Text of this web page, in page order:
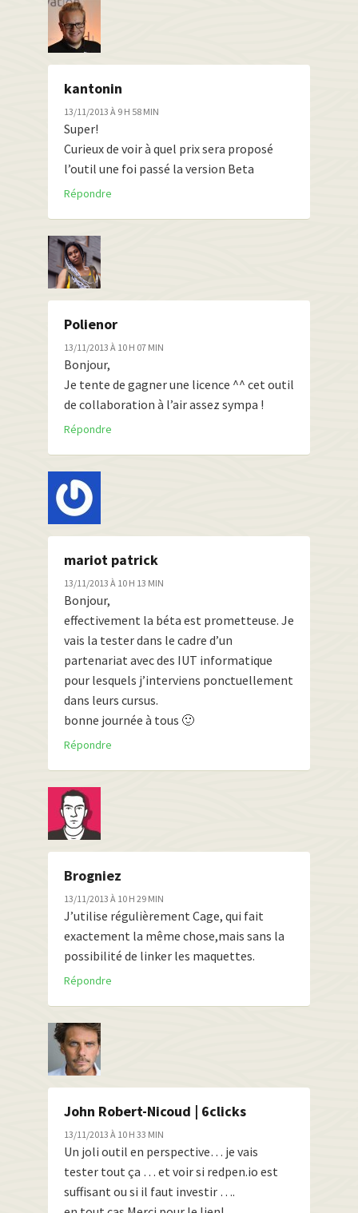
kantonin
13/11/2013 À 9 H 58 MIN
Super!
Curieux de voir à quel prix sera proposé
l’outil une foi passé la version Beta
Répondre
Polienor
13/11/2013 À 10 H 07 MIN
Bonjour,
Je tente de gagner une licence ^^ cet outil
de collaboration à l’air assez sympa !
Répondre
mariot patrick
13/11/2013 À 10 H 13 MIN
Bonjour,
effectivement la béta est prometteuse. Je
vais la tester dans le cadre d’un
partenariat avec des IUT informatique
pour lesquels j’interviens ponctuellement
dans leurs cursus.
bonne journée à tous 🙂
Répondre
Brogniez
13/11/2013 À 10 H 29 MIN
J’utilise régulièrement Cage, qui fait
exactement la même chose,mais sans la
possibilité de linker les maquettes.
Répondre
John Robert-Nicoud | 6clicks
13/11/2013 À 10 H 33 MIN
Un joli outil en perspective… je vais
tester tout ça … et voir si redpen.io est
suffisant ou si il faut investir ….